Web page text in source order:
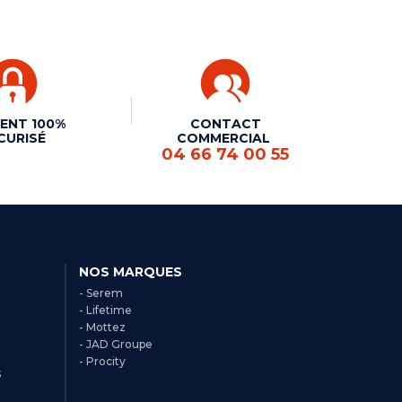
100%
CONTACT
COMMERCIAL
04 66 74 00 55
NOS MARQUES
- Serem
- Lifetime
- Mottez
- JAD Groupe
- Procity